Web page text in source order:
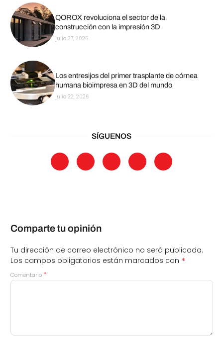
QOROX revoluciona el sector de la
construcción con la impresión 3D
julio 27, 2026
Los entresijos del primer trasplante de córnea
humana bioimpresa en 3D del mundo
julio 22, 2026
SÍGUENOS
Comparte tu opinión
Tu dirección de correo electrónico no será publicada.
Los campos obligatorios están marcados con *
Comentario *